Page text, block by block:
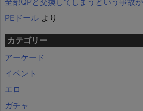
全部QPと交換してしまうという事故
PEドール より
カテゴリー
アーケード
イベント
エロ
ガチャ